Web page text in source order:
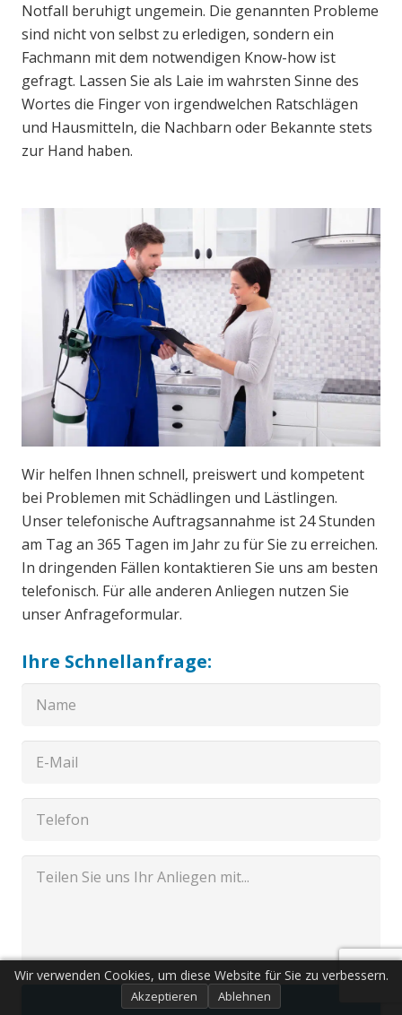
Notfall beruhigt ungemein. Die genannten Probleme
sind nicht von selbst zu erledigen, sondern ein
Fachmann mit dem notwendigen Know-how ist
gefragt. Lassen Sie als Laie im wahrsten Sinne des
Wortes die Finger von irgendwelchen Ratschlägen
und Hausmitteln, die Nachbarn oder Bekannte stets
zur Hand haben.
Wir helfen Ihnen schnell, preiswert und kompetent
bei Problemen mit Schädlingen und Lästlingen.
Unser telefonische Auftragsannahme ist 24 Stunden
am Tag an 365 Tagen im Jahr zu für Sie zu erreichen.
In dringenden Fällen kontaktieren Sie uns am besten
telefonisch. Für alle anderen Anliegen nutzen Sie
unser Anfrageformular.
Ihre Schnellanfrage:
Senden
Wir verwenden Cookies, um diese Website für Sie zu verbessern.
Akzeptieren Ablehnen